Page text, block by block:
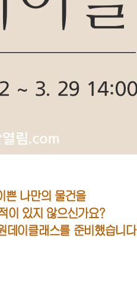
쁜 나만의 물건을
이 있지 않으신가요?
데이클래스를 준비했습니